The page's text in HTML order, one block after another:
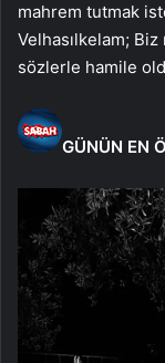
mahrem tutmak
Velhasılkelam;
sözlerle hamile
GÜNÜN EN